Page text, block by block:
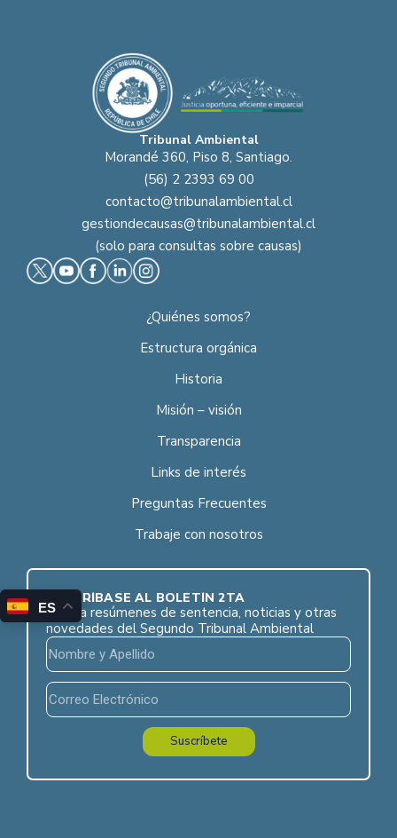
Tribunal Ambiental
Morandé 360, Piso 8, Santiago.
(56) 2 2393 69 00
contacto@tribunalambiental.cl
gestiondecausas@tribunalambiental.cl
(solo para consultas sobre causas)
¿Quiénes somos?
Estructura orgánica
Historia
Misión – visión
Transparencia
Links de interés
Preguntas Frecuentes
Trabaje con nosotros
SUSCRÍBASE AL BOLETÍN 2TA
Reciba resúmenes de sentencia, noticias y otras
novedades del Segundo Tribunal Ambiental
Suscríbete
ES